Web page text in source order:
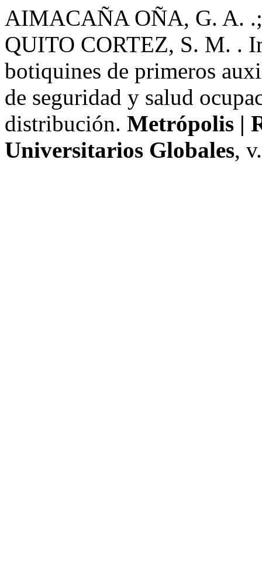
AIMACAÑA OÑA, G. A.
QUITO CORTEZ, S. M. .
botiquines de primeros
de seguridad y salud
distribución. Metrópolis |
Universitarios Globales,